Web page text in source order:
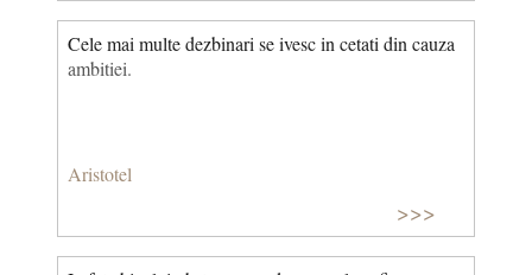
Cele mai multe dezbinari se ivesc in cetati din cauza
ambitiei.
Aristotel
>>>